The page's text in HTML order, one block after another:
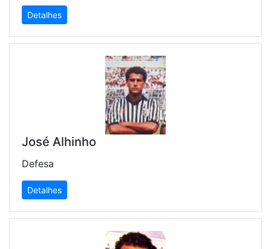
Detalhes
José Alhinho
Defesa
Detalhes